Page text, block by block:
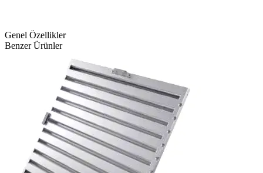
Genel Özellikler
Benzer Ürünler